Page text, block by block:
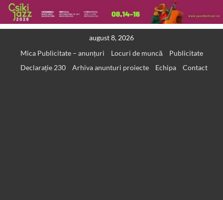
august 8, 2026
Mica Publicitate – anunțuri
Locuri de muncă
Publicitate
Declarație 230
Arhiva anunturi proiecte Echipa Contact